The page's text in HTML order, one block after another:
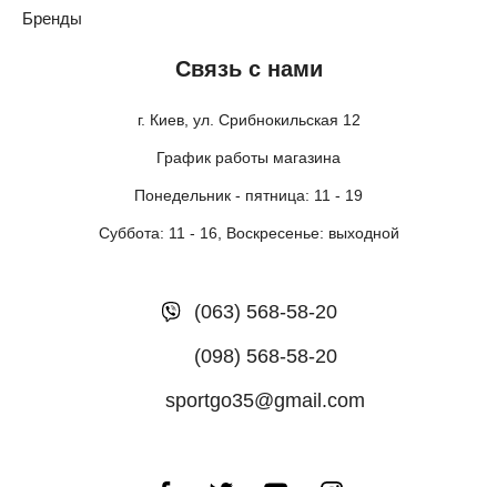
Связь с нами
г. Киев, ул. Срибнокильская 12
График работы магазина
Понедельник - пятница: 11 - 19
Суббота: 11 - 16, Воскресенье: выходной
(063) 568-58-20
(098) 568-58-20
sportgo35@gmail.com
Бренды